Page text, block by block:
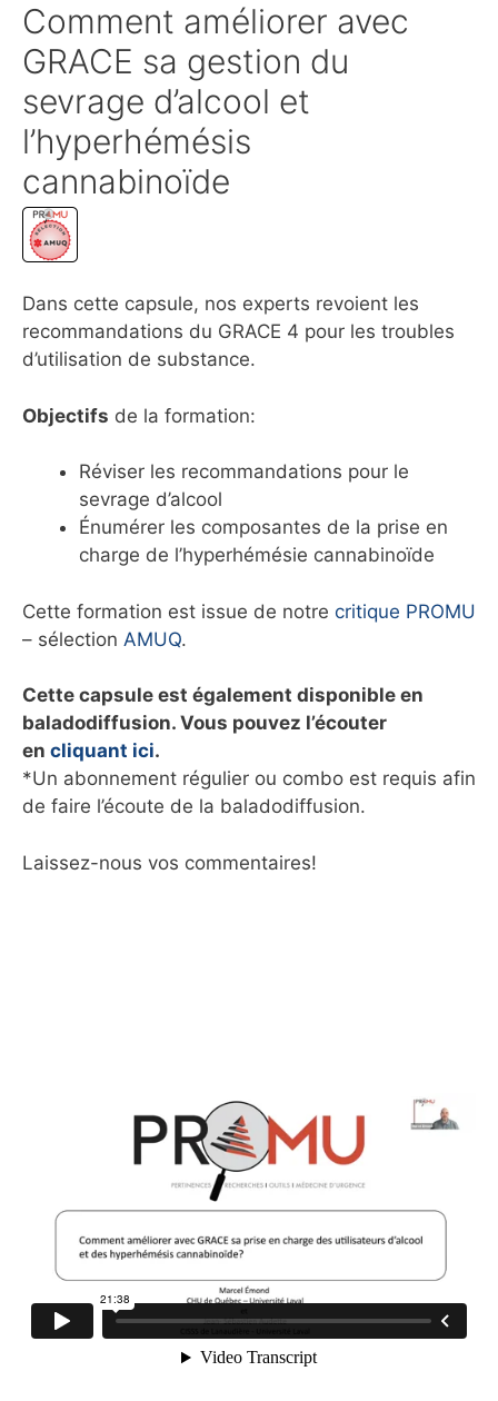
Comment améliorer avec
GRACE sa gestion du
sevrage d’alcool et
l’hyperhémésis
cannabinoïde
Dans cette capsule, nos experts revoient les
recommandations du GRACE 4 pour les troubles
d’utilisation de substance.
Objectifs de la formation:
Réviser les recommandations pour le
sevrage d’alcool
Énumérer les composantes de la prise en
charge de l’hyperhémésie cannabinoïde
Cette formation est issue de notre critique PROMU
– sélection AMUQ.
Cette capsule est également disponible en
baladodiffusion. Vous pouvez l’écouter
en cliquant ici.
*Un abonnement régulier ou combo est requis afin
de faire l’écoute de la baladodiffusion.
Laissez-nous vos commentaires!